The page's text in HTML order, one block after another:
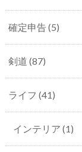
確定申告(5)
剣道 (87)
ライフ (41)
インテリア (1)